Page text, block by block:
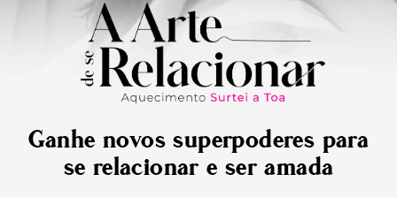
Ganhe novos superpoderes para
se relacionar e ser amada